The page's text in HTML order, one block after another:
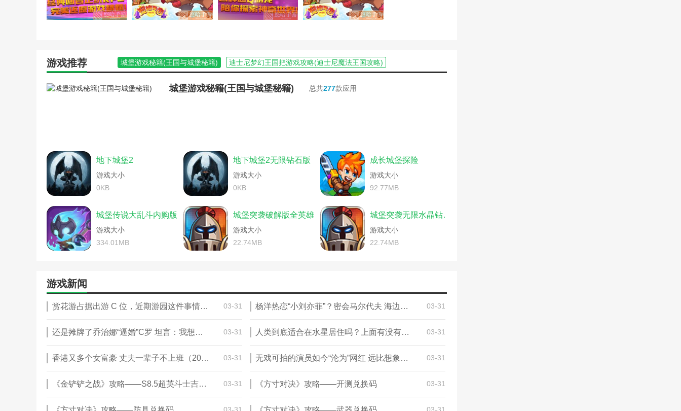
游戏推荐 城堡游戏秘籍(王国与城堡秘籍)
迪士尼梦幻王国把游戏攻略(迪士尼魔法王国攻略)
权力的游戏七大王国资料(权力的游戏王国介绍)
瓦拉纳王子在哪(纳瓦拉王国这么小)
阿玛拉王国游戏攻略(阿玛拉王国游戏攻略大全)
迪士尼梦幻王国把游戏攻略(梦幻迪士尼王国下载)
王国保卫战单机攻略(王国保卫战单机攻略大全)
阿玛拉王国游戏攻略(阿玛拉王国支线攻略)
萌宠王国单机攻略(宠物精灵王国单机版攻略)
王国游戏攻略冬天没收人怎么办(王国冬天没钱了怎么办)
奥比岛梦幻国度第五宫攻略游戏(奥比岛梦幻王国第一宫)
萌宠王国单机攻略(宠物王国攻略)
萌宠王国单机攻略(萌宠王国单机攻略下载)
洛克王国水灵石(洛克王国水灵石分布地点)
洛克王国水灵石(洛克王国水灵石有什么用)
手机游戏我的王国秘籍(手机游戏我的王国秘籍怎么用)
宠物精灵单机攻略(宠物精灵王国单机版攻略)
洛克王国水灵石(洛克王国水灵石怎么获得5个)
手机游戏我的王国秘籍(我的王国小游戏)
迪尼斯梦幻王国游戏玩法(迪士尼的梦幻王国游戏)
迪尼斯梦幻王国游戏玩法(迪斯尼王国游戏攻略)
《洛克王国》收集的快乐活动攻略(洛克王国收集宠物种类是什么意思)
《王国之心3》键刃切换技巧指南(《王国之心3》键刃切换技巧指南攻略)
《最终幻想16》铁王国背景设定解析(最终幻想16cg)
《王国保卫战》第一关通关攻略图解(王国保卫战全关卡解锁)
《洛克王国》修炼锋芒活动怎么打的(《洛克王国》修炼锋芒活动怎么打的快)
《王国之心3》快捷面板使用指南(《王国之心3》快捷面板使用指南下载)
switch马里奥疯狂兔子王国之战(switch马里奥疯狂兔子王国之战可以双人吗)
《王国之心3》战斗按键操作介绍图(王国之心3战斗点解锁)
《王国之心3》全秘密报告入手攻略大全(王国之心3攻略宝箱)
《洛克王国》梅花金冠怎么得到(洛克王国梅花鹿出母概率)
《王国之心3》隐藏结局剧情解说(《王国之心3》图文流程攻略)
城堡游戏秘籍(王国与城堡秘籍) 总共277款应用
地下城堡2
游戏大小
0KB
地下城堡2无限钻石版
游戏大小
0KB
成长城堡探险
游戏大小
92.77MB
城堡传说大乱斗内购版
游戏大小
334.01MB
城堡突袭破解版全英雄
游戏大小
22.74MB
城堡突袭无限水晶钻石版
游戏大小
22.74MB
游戏新闻
赏花游占据出游 C 位，近期游园这件事情千万别忘！ 03-31 杨洋热恋“小刘亦菲”？密会马尔代夫 海边激吻（2023杨洋热恋“小刘亦菲”） 03-31
还是摊牌了乔治娜“逼婚”C罗 坦言：我想嫁给你（2023乔治娜“逼婚”C罗） 03-31 人类到底适合在水星居住吗？上面有没有水源（2023人类适合水星居住吗） 03-31
香港又多个女富豪 丈夫一辈子不上班（2023香港多个女富豪） 03-31 无戏可拍的演员如今“沦为”网红 远比想象中要有趣（2023演员沦为网红） 03-31
《金铲铲之战》攻略——S8.5超英斗士吉祥物阵容攻略 03-31 《方寸对决》攻略——开测兑换码 03-31